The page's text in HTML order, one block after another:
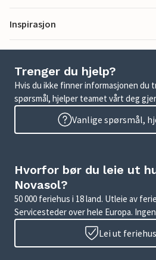
Inspirasjon
Trenger du hjelp?
Hvis du ikke finner informasjonen du
spørsmål, hjelper teamet vårt deg
Vanlige spørsmål,
Hvorfor bør du leie ut
Novasol?
50 000 feriehus i 18 land. Utleie av
Servicesteder over hele Europa.
Lei ut